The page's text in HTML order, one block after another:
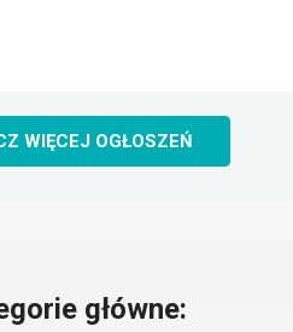
WIĘCEJ OGŁOSZEŃ
główne: